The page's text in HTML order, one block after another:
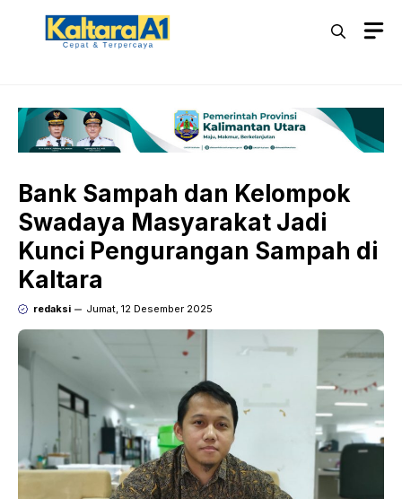
Langsung
Bank Sampah dan Kelompok
Swadaya Masyarakat Jadi
Kunci Pengurangan Sampah di
Kaltara
redaksi Jumat, 12 Desember 2025